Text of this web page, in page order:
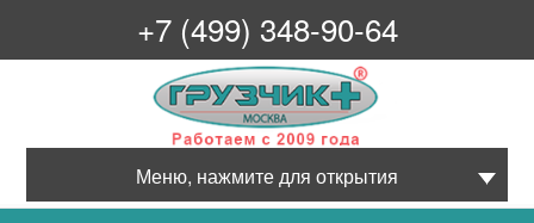
+7 (499) 348-90-64
Грузчик+
Меню, нажмите для открытия